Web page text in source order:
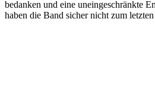
bedanken und eine uneingeschränkte
haben die Band sicher nicht zum